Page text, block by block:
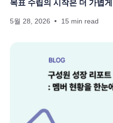
목표 수립의 시작은 더 가볍
5월 28, 2026 15 min read